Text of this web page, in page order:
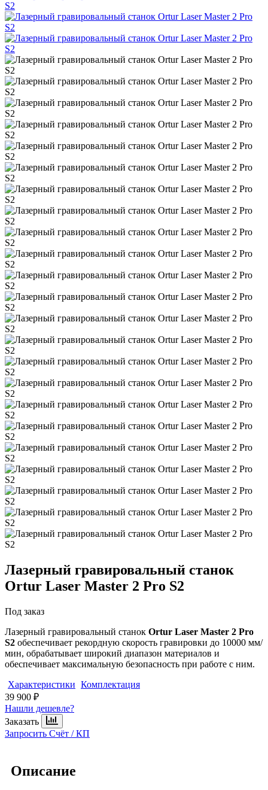
Лазерный гравировальный станок
Ortur Laser Master 2 Pro S2
Под заказ
Лазерный гравировальный станок Ortur Laser Master 2 Pro
S2 обеспечивает рекордную скорость гравировки до 10000 мм/
мин, обрабатывает широкий диапазон материалов и
обеспечивает максимальную безопасность при работе с ним.
Характеристики Комплектация
39 900 ₽
Нашли дешевле?
Заказать
Запросить Счёт / КП
Описание